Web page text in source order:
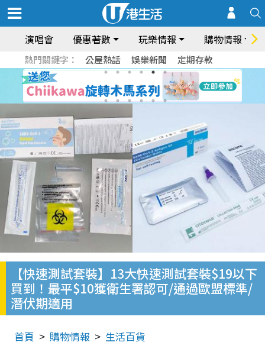
演唱會 優惠著數 玩樂情報 購物情報
熱門關鍵字： 公屋熱話 娛樂新聞 定期存款
【快速測試套裝】13大快速測試套裝$19以下
買到！最平$10獲衛生署認可/通過歐盟標準/
潛伏期適用
首頁 購物情報 生活百貨